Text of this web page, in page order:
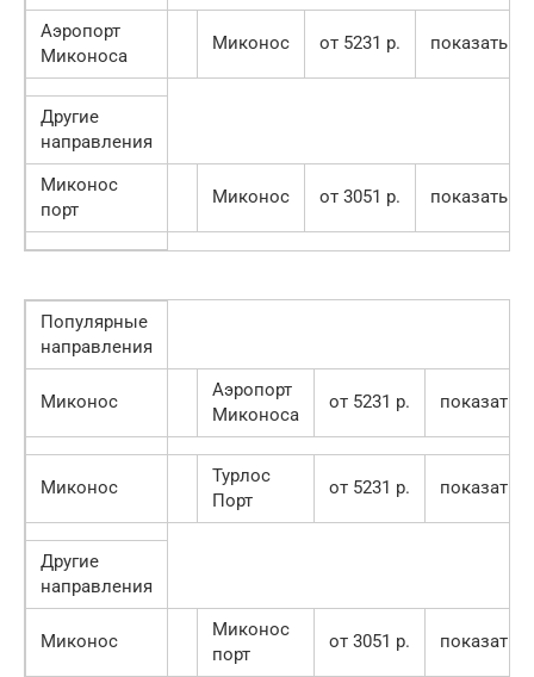
Аэропорт
Миконоса
Миконос от 5231 p. показать
Другие
направления
Миконос
порт
Миконос от 3051 p. показать
Популярные
направления
Миконос
Аэропорт
Миконоса
от 5231 p. показать
Миконос
Турлос
Порт
от 5231 p. показать
Другие
направления
Миконос
Миконос
порт
от 3051 p. показать